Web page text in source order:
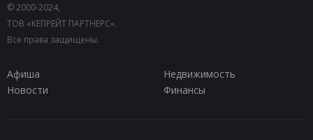
© 2000-2024,
ТОВ «КЕПРЕЙТ ПАРТНЕРС».
Все права защищены.
Афиша
Недвижимость
Новости
Финансы